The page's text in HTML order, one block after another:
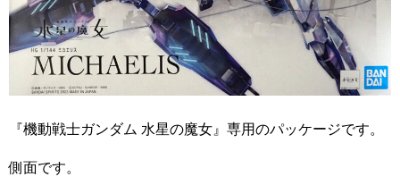
『機動戦士ガンダム 水星の魔女』専用のパッケージです。
側面です。